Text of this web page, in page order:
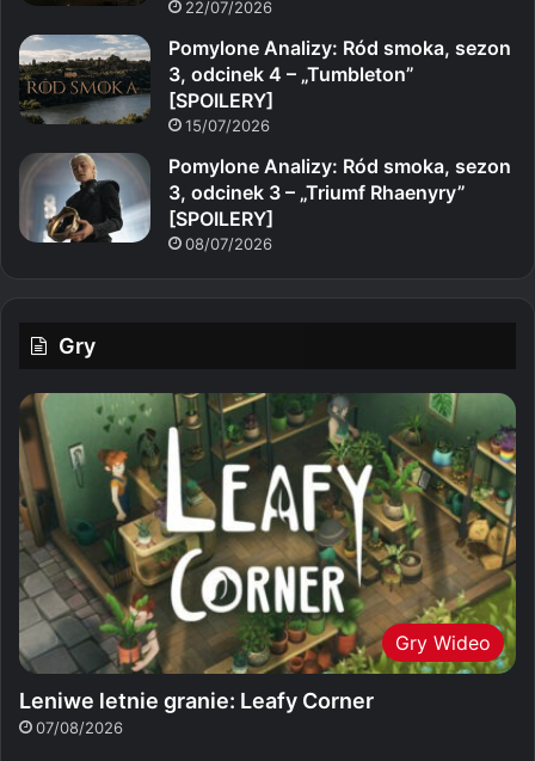
22/07/2026
Pomylone Analizy: Ród smoka, sezon
3, odcinek 4 – „Tumbleton”
[SPOILERY]
15/07/2026
Pomylone Analizy: Ród smoka, sezon
3, odcinek 3 – „Triumf Rhaenyry”
[SPOILERY]
08/07/2026
Gry
Gry Wideo
Leniwe letnie granie: Leafy Corner
07/08/2026